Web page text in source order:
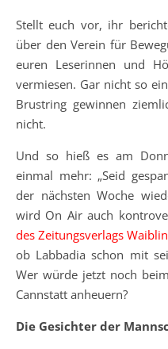
Stellt euch vor, ihr berichtet beruflich Woche für Woche
über den Verein für
euren Leserinnen und
vermiesen. Gar nicht so
Brustring gewinnen
nicht.
Und so hieß es am
einmal mehr: „Seid
der nächsten Woche
wird On Air auch
des Zeitungsverlags
ob Labbadia schon mit
Wer würde jetzt noch
Cannstatt anheuern?
Die Gesichter der